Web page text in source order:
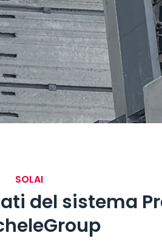
SOLAI
del sistema